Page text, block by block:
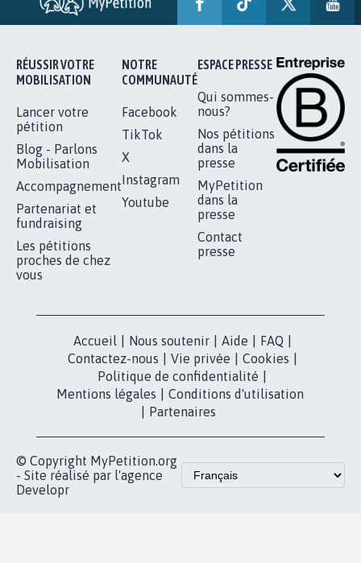
RÉUSSIR VOTRE
MOBILISATION
Lancer votre
pétition
Blog - Parlons
Mobilisation
Accompagnement
Partenariat et
fundraising
Les pétitions
proches de chez
vous
NOTRE
COMMUNAUTÉ
Facebook
TikTok
X
Instagram
Youtube
ESPACE PRESSE
Qui sommes-
nous?
Nos pétitions
dans la
presse
MyPetition
dans la
presse
Contact
presse
Accueil Nous soutenir Aide FAQ
Contactez-nous
Vie privée Cookies
Politique de confidentialité
Mentions légales
Conditions d'utilisation
Partenaires
© Copyright MyPetition.org
- Site réalisé par l'agence
Developr